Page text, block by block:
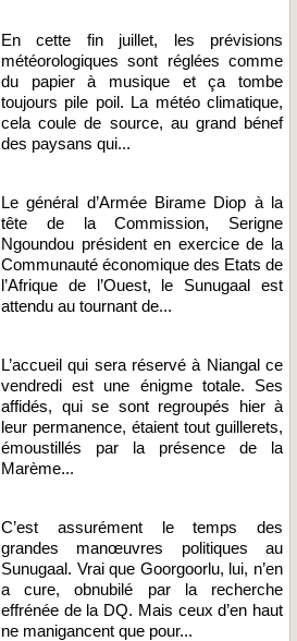
En cette fin juillet, les prévisions
météorologiques sont réglées comme
du papier à musique et ça tombe
toujours pile poil. La météo climatique,
cela coule de source, au grand bénef
des paysans qui...
Le général d’Armée Birame Diop à la
tête de la Commission, Serigne
Ngoundou président en exercice de la
Communauté économique des Etats de
l’Afrique de l’Ouest, le Sunugaal est
attendu au tournant de...
L’accueil qui sera réservé à Niangal ce
vendredi est une énigme totale. Ses
affidés, qui se sont regroupés hier à
leur permanence, étaient tout guillerets,
émoustillés par la présence de la
Marème...
C’est assurément le temps des
grandes manœuvres politiques au
Sunugaal. Vrai que Goorgoorlu, lui, n’en
a cure, obnubilé par la recherche
effrénée de la DQ. Mais ceux d’en haut
ne manigancent que pour...